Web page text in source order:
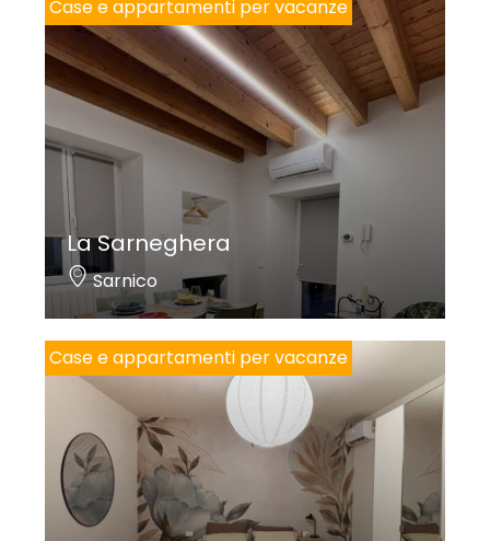
Case e appartamenti per vacanze
La Sarneghera
Sarnico
Case e appartamenti per vacanze